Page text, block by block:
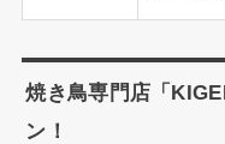
焼き鳥専門店「
ン！